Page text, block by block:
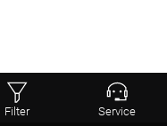
Filter Service